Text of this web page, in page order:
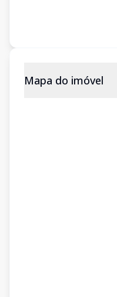
Mapa do imóvel